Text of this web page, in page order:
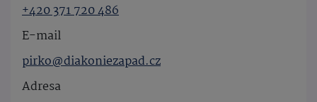
+420 371 720 486
E-mail
pirko@diakoniezapad.cz
Adresa